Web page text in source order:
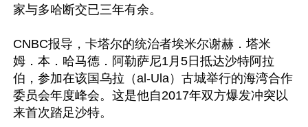
家与多哈断交已三年有余。
CNBC报导，卡塔尔的统治者埃米尔谢赫．塔米
姆．本．哈马德．阿勒萨尼1月5日抵达沙特阿拉
伯，参加在该国乌拉（al-Ula）古城举行的海湾合作
委员会年度峰会。这是他自2017年双方爆发冲突以
来首次踏足沙特。